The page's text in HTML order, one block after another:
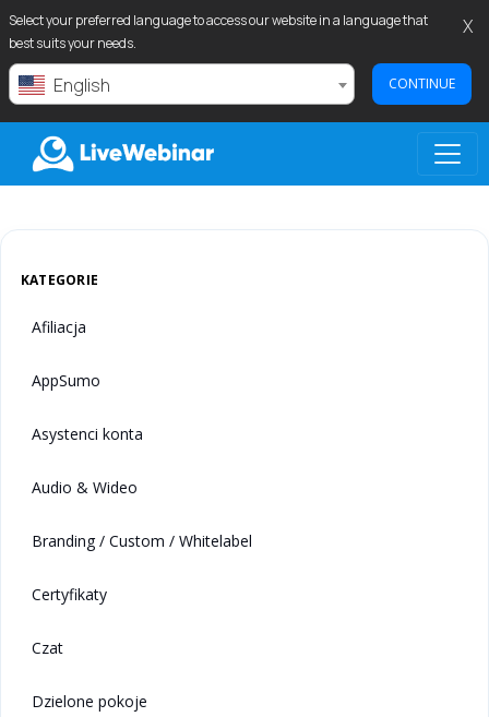
Select your preferred language to access our website in a language that
best suits your needs.
English CONTINUE
X
LIVEWEBINAR.COM
KATEGORIE
Afiliacja
AppSumo
Asystenci konta
Audio & Wideo
Branding / Custom / Whitelabel
Certyfikaty
Czat
Dzielone pokoje